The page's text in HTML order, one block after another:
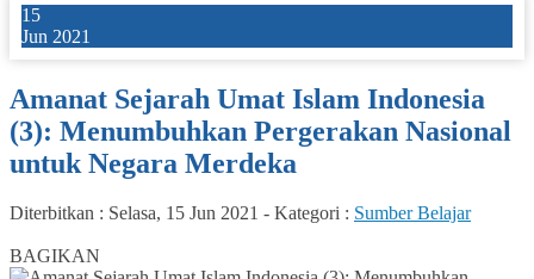
15
Jun 2021
Amanat Sejarah Umat Islam Indonesia
(3): Menumbuhkan Pergerakan Nasional
untuk Negara Merdeka
Diterbitkan : Selasa, 15 Jun 2021 - Kategori : Sumber Belajar
BAGIKAN